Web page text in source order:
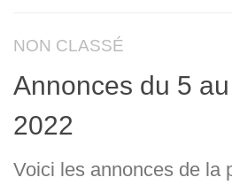
NON CLASSÉ
Annonces du 5
2022
Voici les annonces de la